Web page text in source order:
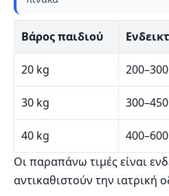
Βάρος παιδιού
20 kg
30 kg
40 kg
Οι παραπάνω τιμές είναι
αντικαθιστούν την ιατρική